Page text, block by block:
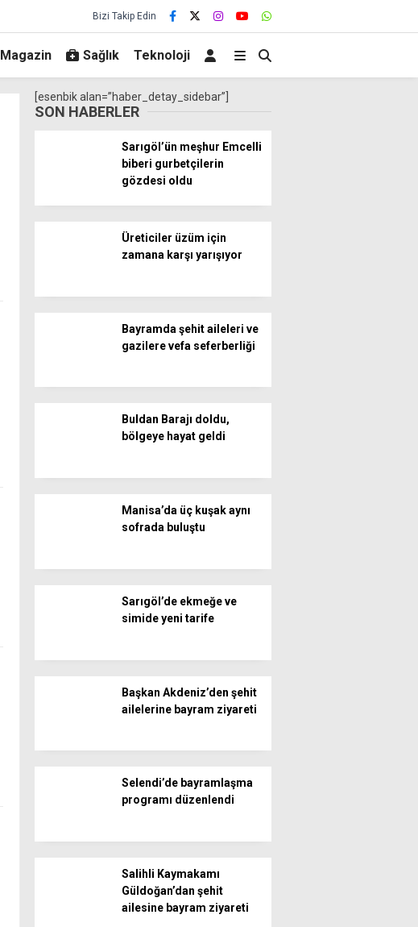
Bizi Takip Edin
Magazin Sağlık Teknoloji
[esenbik alan=”haber_detay_sidebar”]
SON HABERLER
Sarıgöl’ün meşhur Emcelli
biberi gurbetçilerin
gözdesi oldu
Üreticiler üzüm için
zamana karşı yarışıyor
Bayramda şehit aileleri ve
gazilere vefa seferberliği
Buldan Barajı doldu,
bölgeye hayat geldi
Manisa’da üç kuşak aynı
sofrada buluştu
Sarıgöl’de ekmeğe ve
simide yeni tarife
Başkan Akdeniz’den şehit
ailelerine bayram ziyareti
Selendi’de bayramlaşma
programı düzenlendi
Salihli Kaymakamı
Güldoğan’dan şehit
ailesine bayram ziyareti